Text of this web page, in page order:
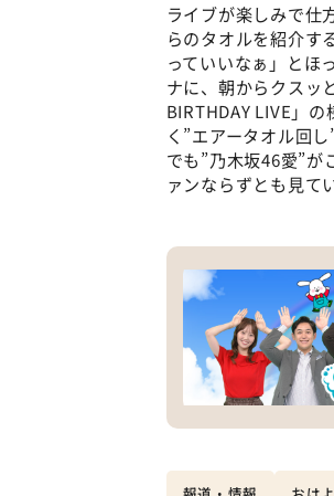
ライブが楽しみで仕
らのタオルを紹介す
っていいなぁ」とほ
ナに、朝からクスッ
BIRTHDAY LIVE」
く”エアータオル回
でも”乃木坂46愛”が
ァンならずとも見て